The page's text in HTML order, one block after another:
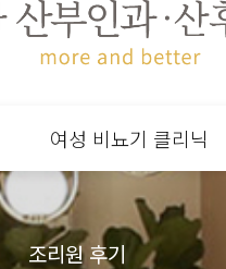
여성 비뇨기 클리닉
하위분류 하위분류
조리원 후기